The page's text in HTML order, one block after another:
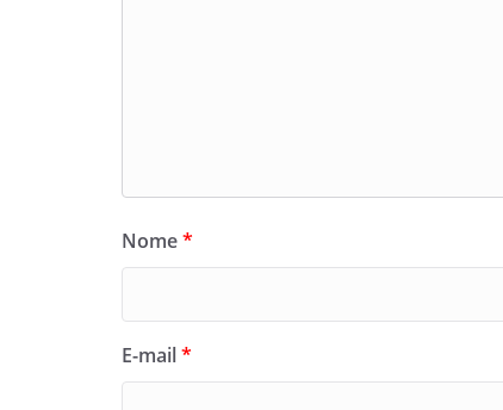
Nome*
E-mail*